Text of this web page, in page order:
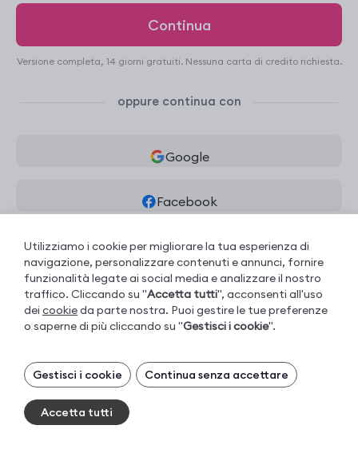
Versione completa, 14 giorni gratuiti. Nessuna carta di credito richiesta.
oppure continua con
Google
Facebook
LinkedIn
Utilizziamo i cookie per migliorare la tua esperienza di
navigazione, personalizzare contenuti e annunci, fornire
funzionalità legate ai social media e analizzare il nostro
traffico. Cliccando su "Accetta tutti", acconsenti all'uso
dei cookieda parte nostra. Puoi gestire le tue preferenze
o saperne di più cliccando su "Gestisci i cookie".
Gestisci i tuoi cookie
I cookie necessari sono sempre attivi. Puoi
Gestisci i cookie Continua senza accettare
Accetta tutti